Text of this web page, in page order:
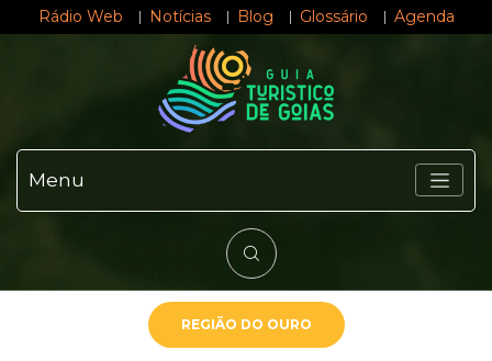
Rádio Web Notícias Blog Glossário Agenda
Menu
REGIÃO DO OURO